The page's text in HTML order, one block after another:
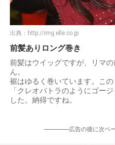
出典： http://img.elle.co.jp
前髪ありロング巻き
前髪はウイッグですが、リマ
ん。
裾はゆるく巻いています。こ
「クレオパトラのようにゴー
した。納得ですね。
-----------------広告の後に次ペ